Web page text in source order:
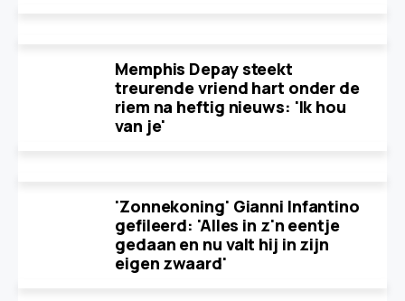
Memphis Depay steekt
treurende vriend hart onder de
riem na heftig nieuws: 'Ik hou
van je'
'Zonnekoning' Gianni Infantino
gefileerd: 'Alles in z'n eentje
gedaan en nu valt hij in zijn
eigen zwaard'